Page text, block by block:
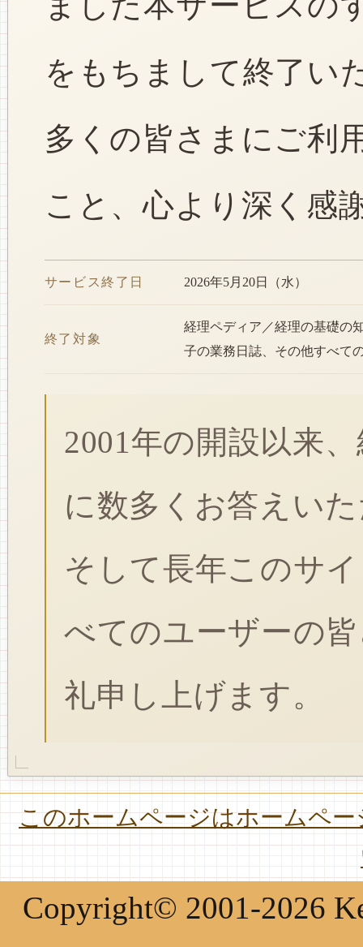
をもちまして終了い
多くの皆さまにご利
こと、心より深く感
サービス終了日 2026年5月20日（水）
終了対象
経理ペディア／経理の基礎の
子の業務日誌、その他すべて
2001年の開設以来
に数多くお答えい
そして長年このサ
べてのユーザーの
礼申し上げます。
このホームページはホームペ
Copyright© 2001-2026